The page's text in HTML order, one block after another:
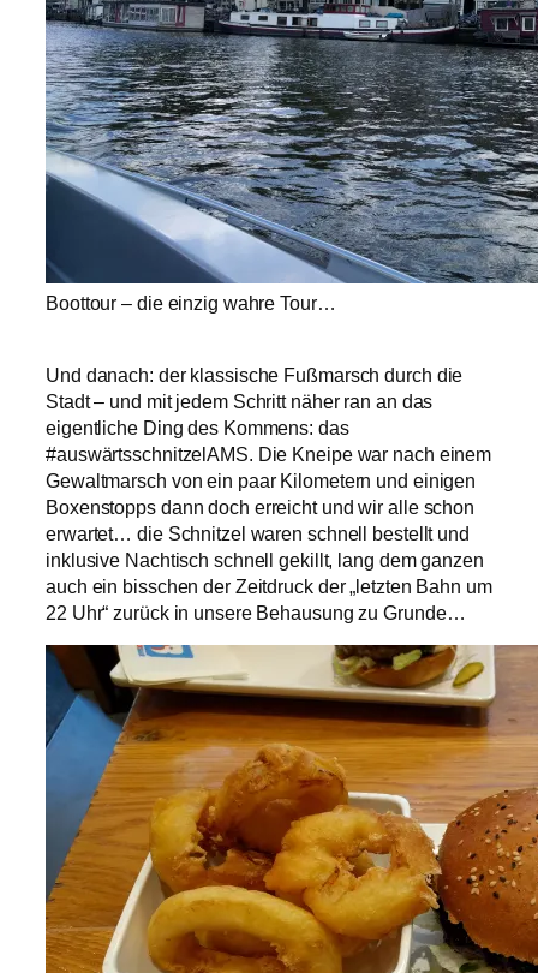
Boottour – die einzig wahre Tour…
Und danach: der klassische Fußmarsch durch die
Stadt – und mit jedem Schritt näher ran an das
eigentliche Ding des Kommens: das
#auswärtsschnitzelAMS. Die Kneipe war nach einem
Gewaltmarsch von ein paar Kilometern und einigen
Boxenstopps dann doch erreicht und wir alle schon
erwartet… die Schnitzel waren schnell bestellt und
inklusive Nachtisch schnell gekillt, lang dem ganzen
auch ein bisschen der Zeitdruck der „letzten Bahn um
22 Uhr“ zurück in unsere Behausung zu Grunde…